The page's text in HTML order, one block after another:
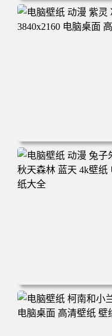
电脑壁纸 动漫 凡人修
脑桌面 高清壁纸 壁纸
电脑壁纸 动漫 紫灵 冰
160 电脑桌面 高清壁纸
电脑壁纸 动漫 兔子朱
林 蓝天 4k壁纸 电脑桌